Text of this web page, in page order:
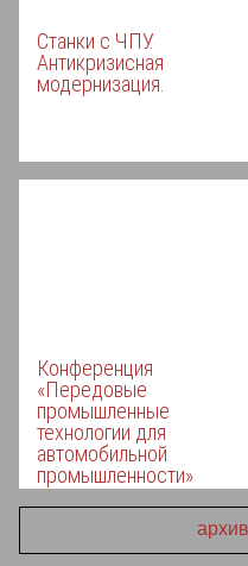
Станки с ЧПУ.
Антикризисная
модернизация.
Конференция
«Передовые
промышленные
технологии для
автомобильной
промышленности»